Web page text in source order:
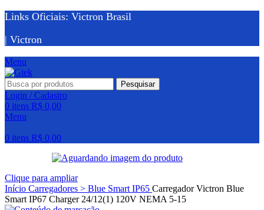
Links Oficiais: Victron Brasil
| Victron
Menu
Pesquisar
Login / Cadastro
0 itens R$ 0,00
Menu
0 itens R$ 0,00
Clique para ampliar
Início Carregadores > Blue Smart IP65 Carregador Victron Blue
Smart IP67 Charger 24/12(1) 120V NEMA 5-15